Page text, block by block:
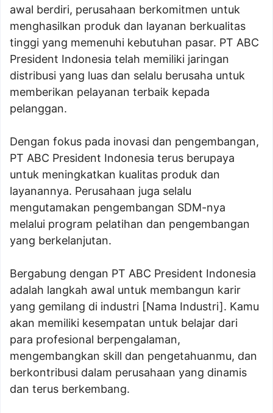
awal berdiri, perusahaan berkomitmen untuk
menghasilkan produk dan layanan berkualitas
tinggi yang memenuhi kebutuhan pasar. PT ABC
President Indonesia telah memiliki jaringan
distribusi yang luas dan selalu berusaha untuk
memberikan pelayanan terbaik kepada
pelanggan.
Dengan fokus pada inovasi dan pengembangan,
PT ABC President Indonesia terus berupaya
untuk meningkatkan kualitas produk dan
layanannya. Perusahaan juga selalu
mengutamakan pengembangan SDM-nya
melalui program pelatihan dan pengembangan
yang berkelanjutan.
Bergabung dengan PT ABC President Indonesia
adalah langkah awal untuk membangun karir
yang gemilang di industri [Nama Industri]. Kamu
akan memiliki kesempatan untuk belajar dari
para profesional berpengalaman,
mengembangkan skill dan pengetahuanmu, dan
berkontribusi dalam perusahaan yang dinamis
dan terus berkembang.